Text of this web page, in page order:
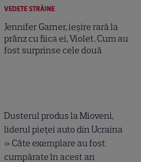
VEDETE STRĂINE
Jennifer Garner, ieșire rară la
prânz cu fiica ei, Violet. Cum au
fost surprinse cele două
Dusterul produs la Mioveni,
liderul pieței auto din Ucraina
» Câte exemplare au fost
cumpărate în acest an